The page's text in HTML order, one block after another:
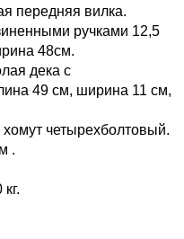
передняя вилка.
ручками 12,5
48см.
дека с
49 см, ширина 11 см,
четырехболтовый.
.